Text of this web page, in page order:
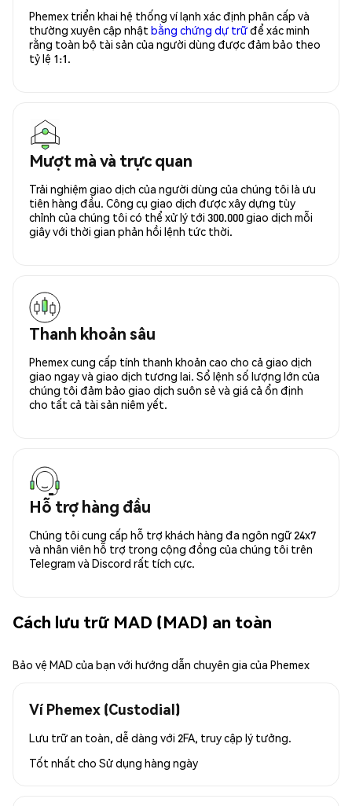
Phemex triển khai hệ thống ví lạnh xác định phân cấp và
thường xuyên cập nhật bằng chứng dự trữđể xác minh
rằng toàn bộ tài sản của người dùng được đảm bảo theo
tỷ lệ 1:1.
Mượt mà và trực quan
Trải nghiệm giao dịch của người dùng của chúng tôi là ưu
tiên hàng đầu. Công cụ giao dịch được xây dựng tùy
chỉnh của chúng tôi có thể xử lý tới 300.000 giao dịch mỗi
giây với thời gian phản hồi lệnh tức thời.
Thanh khoản sâu
Phemex cung cấp tính thanh khoản cao cho cả giao dịch
giao ngay và giao dịch tương lai. Sổ lệnh số lượng lớn của
chúng tôi đảm bảo giao dịch suôn sẻ và giá cả ổn định
cho tất cả tài sản niêm yết.
Hỗ trợ hàng đầu
Chúng tôi cung cấp hỗ trợ khách hàng đa ngôn ngữ 24x7
và nhân viên hỗ trợ trong cộng đồng của chúng tôi trên
Telegram và Discord rất tích cực.
Cách lưu trữ MAD (MAD) an toàn
Bảo vệ MAD của bạn với hướng dẫn chuyên gia của Phemex
Ví Phemex (Custodial)
Lưu trữ an toàn, dễ dàng với 2FA, truy cập lý tưởng.
Tốt nhất cho Sử dụng hàng ngày